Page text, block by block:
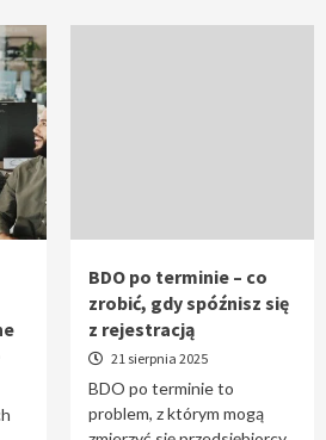
BDO po terminie – co
zrobić, gdy spóźnisz się
z rejestracją
21 sierpnia 2025
BDO po terminie to
problem, z którym mogą